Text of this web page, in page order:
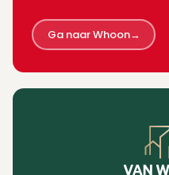
Ga naar Whoon→